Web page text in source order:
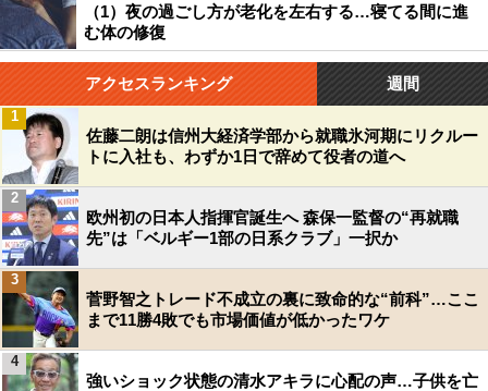
（1）夜の過ごし方が老化を左右する…寝てる間に進
む体の修復
アクセスランキング 週間
佐藤二朗は信州大経済学部から就職氷河期にリクルー
トに入社も、わずか1日で辞めて役者の道へ
1
欧州初の日本人指揮官誕生へ 森保一監督の“再就職
先”は「ベルギー1部の日系クラブ」一択か
2
菅野智之トレード不成立の裏に致命的な“前科”…ここ
まで11勝4敗でも市場価値が低かったワケ
3
強いショック状態の清水アキラに心配の声…子供を亡
4